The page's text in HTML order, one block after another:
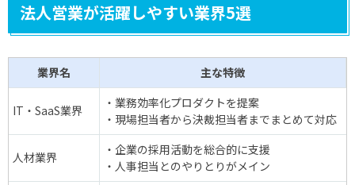
法人営業が活躍しやすい業界5選
業界名 主な特徴
IT・SaaS業界
・業務効率化プロダクトを提案
・現場担当者から決裁担当者までまとめて対応
人材業界
・企業の採用活動を総合的に支援
・人事担当とのやりとりがメイン